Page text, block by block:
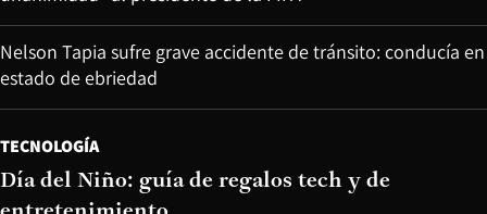
Nelson Tapia sufre grave accidente de tránsito: conducía en
estado de ebriedad
TECNOLOGÍA
Día del Niño: guía de regalos tech y de